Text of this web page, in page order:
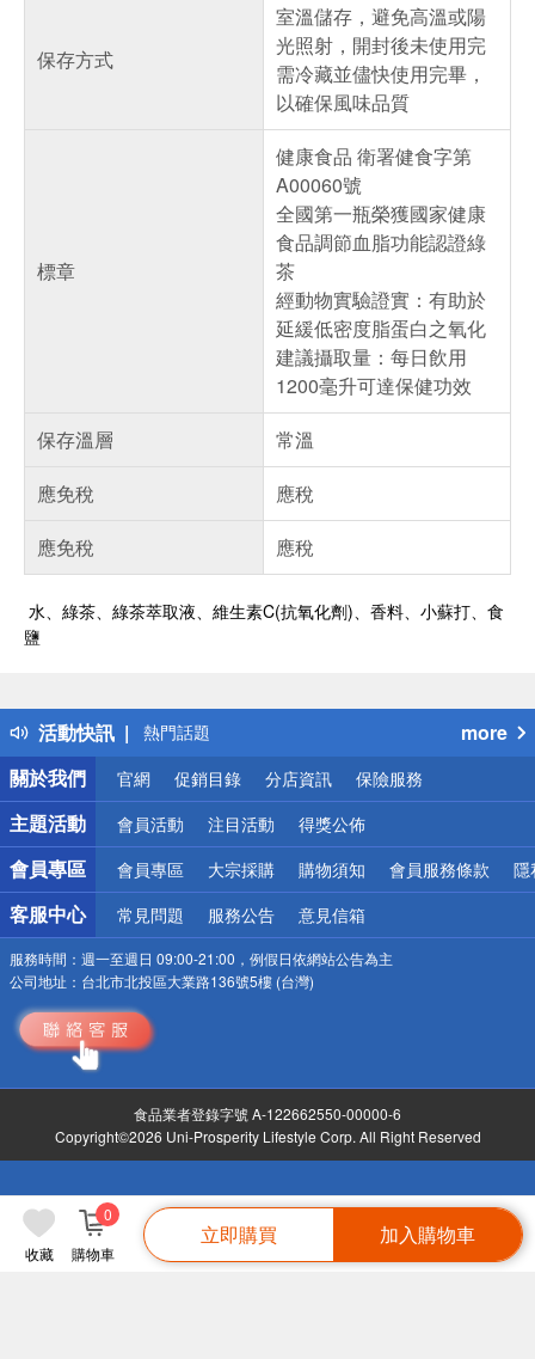
收藏 購物車
0
立即購買 加入購物車
保存方式
室溫儲存，避免高溫或陽
光照射，開封後未使用完
需冷藏並儘快使用完畢，
以確保風味品質
標章
健康食品 衛署健食字第
A00060號
全國第一瓶榮獲國家健康
食品調節血脂功能認證綠
茶
經動物實驗證實：有助於
延緩低密度脂蛋白之氧化
建議攝取量：每日飲用
1200毫升可達保健功效
保存溫層
常溫
應免稅
應稅
應免稅
應稅
水、綠茶、綠茶萃取液、維生素C(抗氧化劑)、香料、小蘇打、食
鹽
活動快訊
得獎公告
熱門話題
銀行優惠
偏遠地區配送
詐騙網頁！請小心！
more
關於我們
官網 促銷目錄 分店資訊 保險服務
主題活動 會員活動 注目活動 得獎公佈
會員專區 會員專區 大宗採購 購物須知 會員服務條款 隱
客服中心 常見問題 服務公告 意見信箱
服務時間： 週一至週日 09:00-21:00，例假日依網站公告為主
公司地址： 台北市北投區大業路136號5樓 (台灣)
食品業者登錄字號 A-122662550-00000-6
Copyright©2026 Uni-Prosperity Lifestyle Corp. All Right Reserved